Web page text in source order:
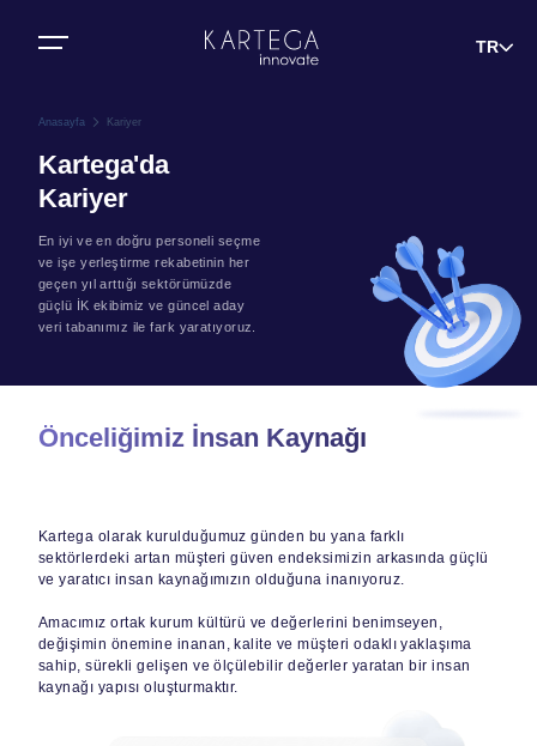
TR
Anasayfa Kariyer
Kartega'da
Kariyer
En iyi ve en doğru personeli seçme
ve işe yerleştirme rekabetinin her
geçen yıl arttığı sektörümüzde
güçlü İK ekibimiz ve güncel aday
veri tabanımız ile fark yaratıyoruz.
Önceliğimiz İnsan Kaynağı
Kartega olarak kurulduğumuz günden bu yana farklı
sektörlerdeki artan müşteri güven endeksimizin arkasında güçlü
ve yaratıcı insan kaynağımızın olduğuna inanıyoruz.
Amacımız ortak kurum kültürü ve değerlerini benimseyen,
değişimin önemine inanan, kalite ve müşteri odaklı yaklaşıma
sahip, sürekli gelişen ve ölçülebilir değerler yaratan bir insan
kaynağı yapısı oluşturmaktır.